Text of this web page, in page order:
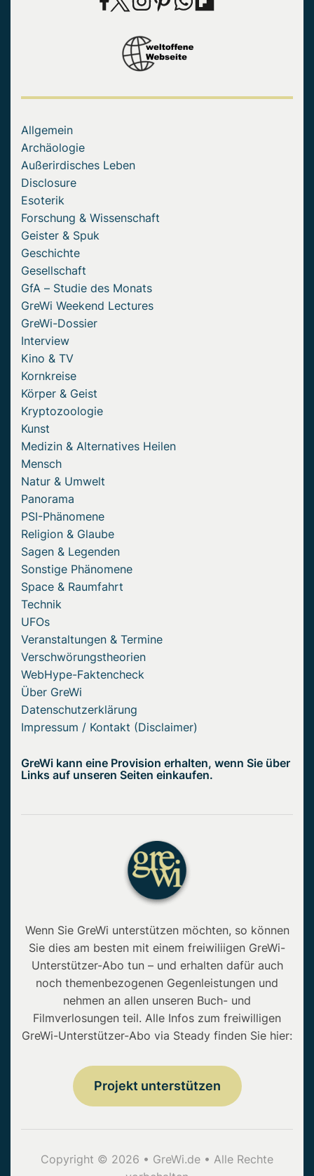
Allgemein
Archäologie
Außerirdisches Leben
Disclosure
Esoterik
Forschung & Wissenschaft
Geister & Spuk
Geschichte
Gesellschaft
GfA – Studie des Monats
GreWi Weekend Lectures
GreWi-Dossier
Interview
Kino & TV
Kornkreise
Körper & Geist
Kryptozoologie
Kunst
Medizin & Alternatives Heilen
Mensch
Natur & Umwelt
Panorama
PSI-Phänomene
Religion & Glaube
Sagen & Legenden
Sonstige Phänomene
Space & Raumfahrt
Technik
UFOs
Veranstaltungen & Termine
Verschwörungstheorien
WebHype-Faktencheck
Über GreWi
Datenschutzerklärung
Impressum / Kontakt (Disclaimer)
GreWi kann eine Provision erhalten, wenn Sie über
Links auf unseren Seiten einkaufen.
Wenn Sie GreWi unterstützen möchten, so können
Sie dies am besten mit einem freiwiliigen GreWi-
Unterstützer-Abo tun – und erhalten dafür auch
noch themenbezogenen Gegenleistungen und
nehmen an allen unseren Buch- und
Filmverlosungen teil. Alle Infos zum freiwilligen
GreWi-Unterstützer-Abo via Steady finden Sie hier:
Projekt unterstützen
Copyright © 2026 • GreWi.de • Alle Rechte